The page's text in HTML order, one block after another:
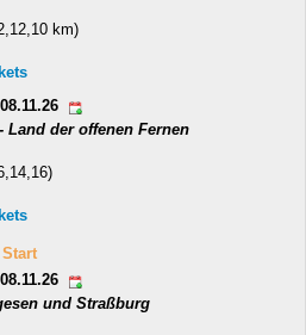
km)
Land der offenen Fernen
und Straßburg